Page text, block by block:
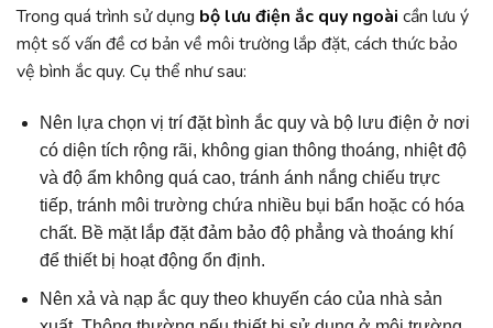
Trong quá trình sử dụng bộ lưu điện ắc quy ngoài cần lưu ý
một số vấn đề cơ bản về môi trường lắp đặt, cách thức bảo
vệ bình ắc quy. Cụ thể như sau:
Nên lựa chọn vị trí đặt bình ắc quy và bộ lưu điện ở nơi
có diện tích rộng rãi, không gian thông thoáng, nhiệt độ
và độ ẩm không quá cao, tránh ánh nắng chiếu trực
tiếp, tránh môi trường chứa nhiều bụi bẩn hoặc có hóa
chất. Bề mặt lắp đặt đảm bảo độ phẳng và thoáng khí
để thiết bị hoạt động ổn định.
Nên xả và nạp ắc quy theo khuyến cáo của nhà sản